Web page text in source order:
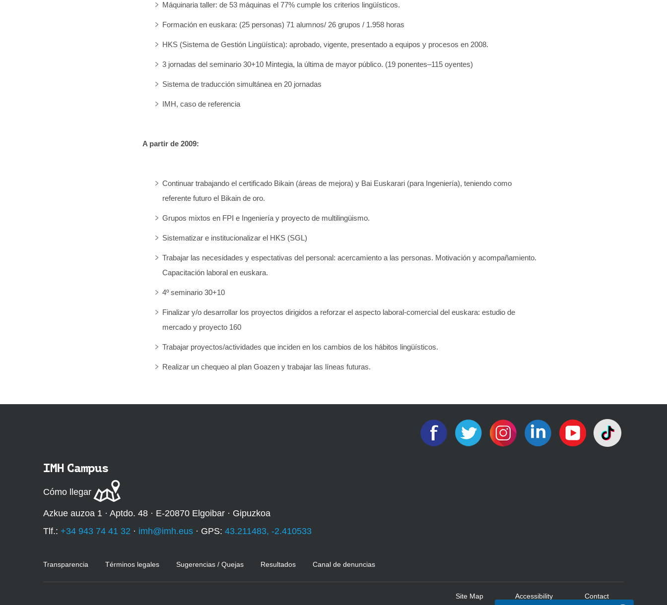
Máquinaria taller: de 53 máquinas el 77% cumple los criterios lingüísticos.
Formación en euskara: (25 personas) 71 alumnos/ 26 grupos / 1.958 horas
HKS (Sistema de Gestión Lingüística): aprobado, vigente, presentado a equipos y procesos en 2008.
3 jornadas del seminario 30+10 Mintegia, la última de mayor público. (19 ponentes–115 oyentes)
Sistema de traducción simultánea en 20 jornadas
IMH, caso de referencia
A partir de 2009:
Continuar trabajando el certificado Bikain (áreas de mejora) y Bai Euskarari (para Ingeniería)‏, teniendo como
referente futuro el Bikain de oro.
Grupos mixtos en FPI e Ingeniería y proyecto de multilingüismo.
Sistematizar e institucionalizar el HKS (SGL)
Trabajar las necesidades y espectativas del personal: acercamiento a las personas. Motivación y acompañamiento.
Capacitación laboral en euskara.
4º seminario 30+10
Finalizar y/o desarrollar los proyectos dirigidos a reforzar el aspecto laboral-comercial del euskara: estudio de
mercado y proyecto 160
Trabajar proyectos/actividades que inciden en los cambios de los hábitos lingüísticos.
Realizar un chequeo al plan Goazen y trabajar las líneas futuras.
IMH Campus
Cómo llegar
Azkue auzoa 1 · Aptdo. 48 · E-20870 Elgoibar · Gipuzkoa
Tlf.: +34 943 74 41 32 · imh@imh.eus · GPS: 43.211483, -2.410533
Transparencia Términos legales Sugerencias / Quejas Resultados Canal de denuncias
Site Map Accessibility Contact